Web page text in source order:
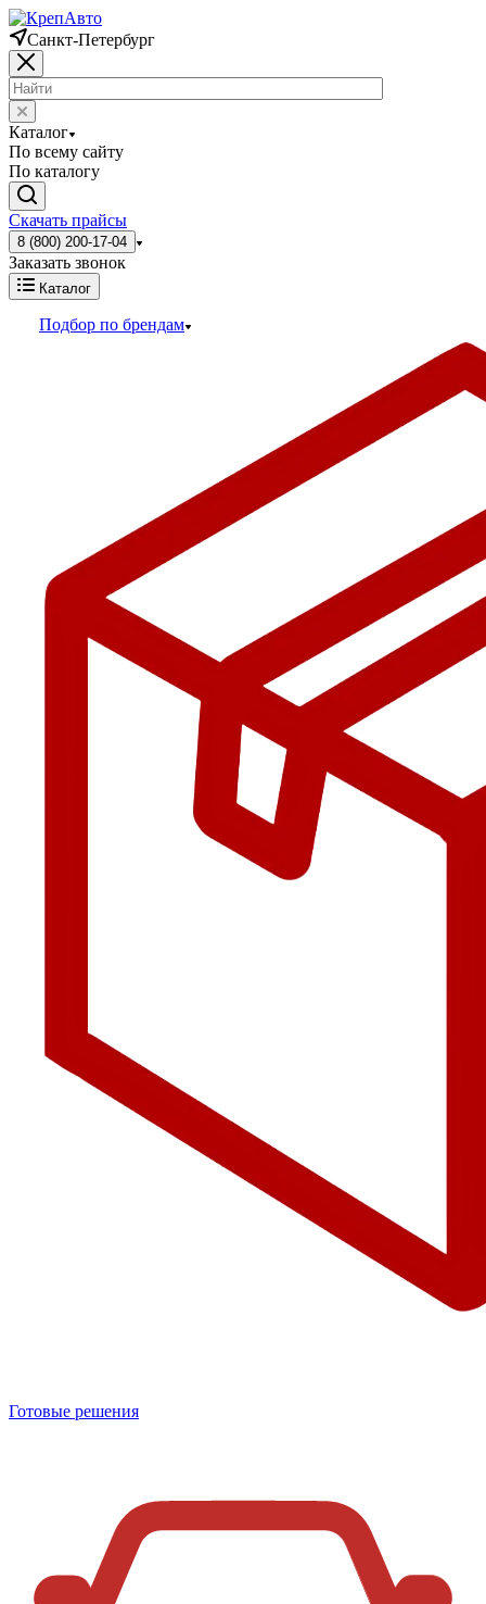
Санкт-Петербург
Каталог
По всему сайту
По каталогу
Скачать прайсы
8 (800) 200-17-04
Заказать звонок
Каталог
Подбор по брендам
Готовые решения